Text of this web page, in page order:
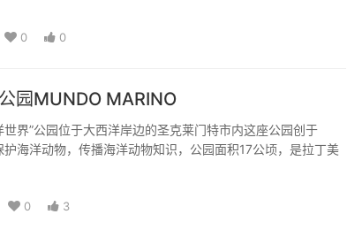
0 0
园MUNDO MARINO
界”公园位于大西洋岸边的圣克莱门特市内这座公园创于
海洋动物，传播海洋动物知识，公园面积17公顷，是拉丁美
0 3